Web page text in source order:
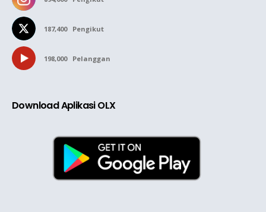
187,400 Pengikut
198,000 Pelanggan
Download Aplikasi OLX